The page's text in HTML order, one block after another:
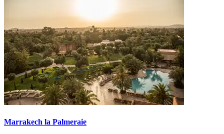
Marrakech la Palmeraie